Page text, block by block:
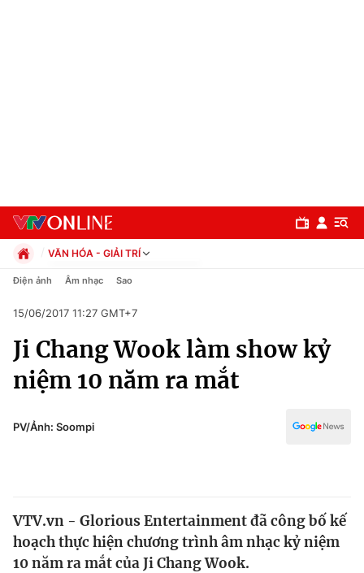
Chuyên mục
Chính trị
Xã hội
Thế giới
VĂN HÓA - GIẢI TRÍ
Chính trị
Pháp luật
Kinh tế
Thể thao
Truyền hình
Y tế
Điện ảnh Âm nhạc Sao
15/06/2017 11:27 GMT+7
Ji Chang Wook làm show kỷ
niệm 10 năm ra mắt
PV/Ảnh: Soompi
VTV.vn - Glorious Entertainment đã công bố kế
hoạch thực hiện chương trình âm nhạc kỷ niệm
10 năm ra mắt của Ji Chang Wook.